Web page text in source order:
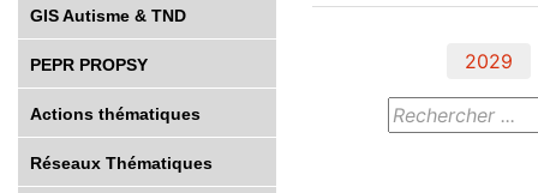
GIS Autisme & TND
PEPR PROPSY
Actions thématiques
Réseaux Thématiques
2029